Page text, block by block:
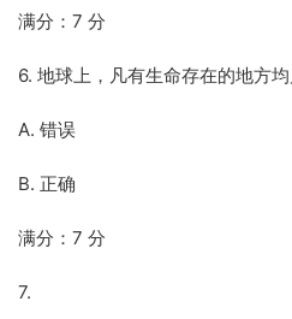
满分：7 分
6. 地球上，凡有生命存在的地方
A. 错误
B. 正确
满分：7 分
7.